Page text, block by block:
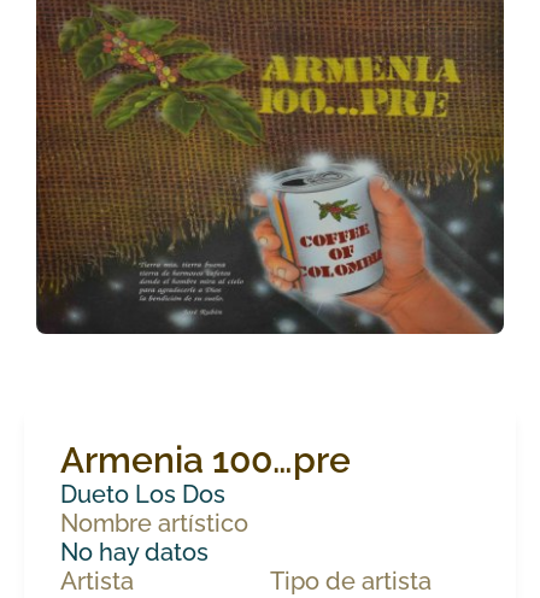
Armenia 100…pre
Dueto Los Dos
Nombre artístico
No hay datos
Artista
Tipo de artista